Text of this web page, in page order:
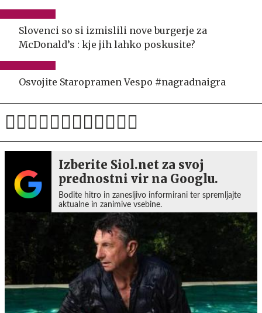
Slovenci so si izmislili nove burgerje za
McDonald’s : kje jih lahko poskusite?
Osvojite Staropramen Vespo #nagradnaigra
Izberite Siol.net za svoj
prednostni vir na Googlu.
Bodite hitro in zanesljivo informirani ter spremljajte
aktualne in zanimive vsebine.